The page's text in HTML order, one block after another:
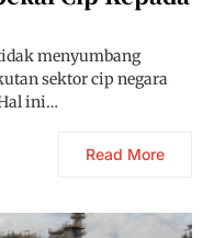
menyumbang
sektor cip negara
ini…
Read More